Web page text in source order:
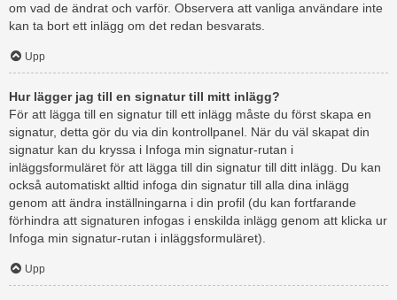
om vad de ändrat och varför. Observera att vanliga användare inte
kan ta bort ett inlägg om det redan besvarats.
Upp
Hur lägger jag till en signatur till mitt inlägg?
För att lägga till en signatur till ett inlägg måste du först skapa en
signatur, detta gör du via din kontrollpanel. När du väl skapat din
signatur kan du kryssa i Infoga min signatur-rutan i
inläggsformuläret för att lägga till din signatur till ditt inlägg. Du kan
också automatiskt alltid infoga din signatur till alla dina inlägg
genom att ändra inställningarna i din profil (du kan fortfarande
förhindra att signaturen infogas i enskilda inlägg genom att klicka ur
Infoga min signatur-rutan i inläggsformuläret).
Upp